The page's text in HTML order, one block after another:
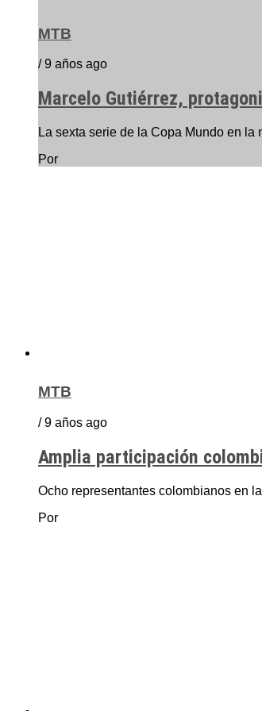
MTB
/ 9 años ago
Marcelo Gutiérrez,
La sexta serie de la Copa Mundo en
Por
MTB
/ 9 años ago
Amplia participación
Ocho representantes colombianos en
Por